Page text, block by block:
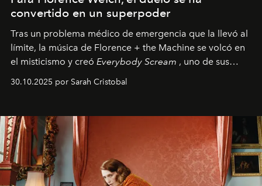
convertido en un superpoder
Tras un problema médico de emergencia que la llevó al
límite, la música de Florence + the Machine se volcó en
el misticismo y creó Everybody Scream , uno de sus
álbumes más profundos hasta la fecha.
30.10.2025 por Sarah Cristobal